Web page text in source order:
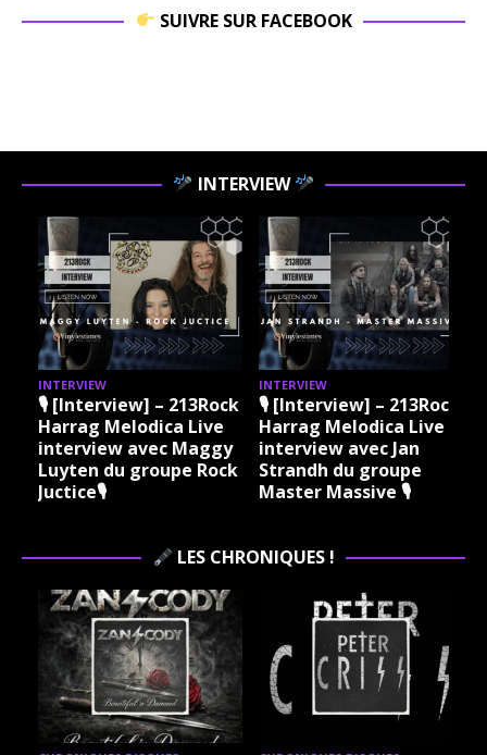
SUIVRE SUR FACEBOOK
INTERVIEW
INTERVIEW
🎙 [Interview] – 213Rock
Harrag Melodica Live
interview avec Maggy
Luyten du groupe Rock
Juctice🎙
INTERVIEW
🎙 [Interview] – 213Rock
Harrag Melodica Live
interview avec Jan
Strandh du groupe
Master Massive 🎙
LES CHRONIQUES !